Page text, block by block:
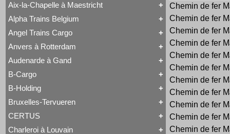
Tout ABL
Baldwin
Brigadelok
Hors Type Voyageurs
Locotracteur
Rail-Route
Type 28
Type 93
Type 28
Type 29
WR 360 C14 K
Aix-la-Chapelle à Maestricht
Tout Aix-la-Chapelle à Maestricht
13 à 15
16
20 à 22
31 à 37
81 à 84
Alpha Trains Belgium
Tout Alpha Trains Belgium
G2000-3
TRAXX F140 MS
Angel Trains Cargo
Tout Angel Trains Cargo
G2000-3
TRAXX F140 MS
Anvers à Rotterdam
Tout Anvers à Rotterdam
1 à 6
7 à 9
11 à 14
19 à 21
Hors Type
Audenarde à Gand
Tout Audenarde à Gand
Hainaut-et-Flandres
B-Cargo
Tout B-Cargo
Série 12
Série 13
Série 23
II
Série 29 II
B-Holding
Tout B-Holding
Série 00 tranche 1963
Bruxelles-Tervueren
Tout Bruxelles-Tervueren
Marchandises
CERTUS
Charleroi à Louvain
Chemin de fer
Chemin de fer
Chemin de fer
Chemin de fer
Chemin de fer
Chemin de fer
Chemin de fer
Chemin de fer
Chemin de fer
Chemin de fer
Chemin de fer